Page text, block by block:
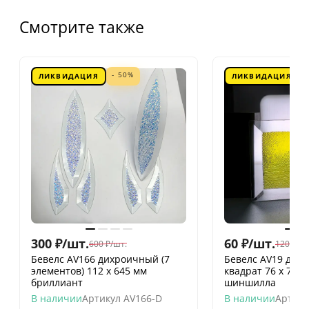
Смотрите также
ЛИКВИДАЦИЯ - 50%
300 ₽/шт.600 ₽/шт.
Бевелс AV166 дихроичный (7
элементов) 112 х 645 мм
бриллиант
В наличииАртикул AV166-D
ЛИКВИДАЦИЯ
60 ₽/шт.120
Бевелс AV19
квадрат 76 х 76
шиншилла
В наличии